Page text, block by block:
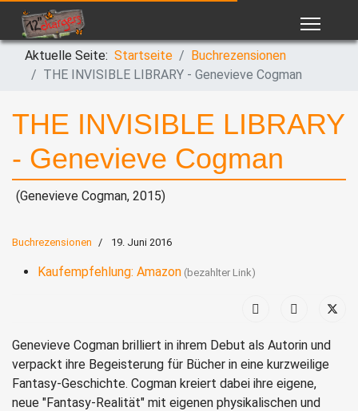
Aktuelle Seite: Startseite
Buchrezensionen
THE INVISIBLE LIBRARY - Genevieve Cogman
THE INVISIBLE LIBRARY
- Genevieve Cogman
(Genevieve Cogman, 2015)
Buchrezensionen 19. Juni 2016
Kaufempfehlung: Amazon
Genevieve Cogman brilliert in ihrem Debut als Autorin und
verpackt ihre Begeisterung für Bücher in eine kurzweilige
Fantasy-Geschichte. Cogman kreiert dabei ihre eigene,
neue "Fantasy-Realität" mit eigenen physikalischen und